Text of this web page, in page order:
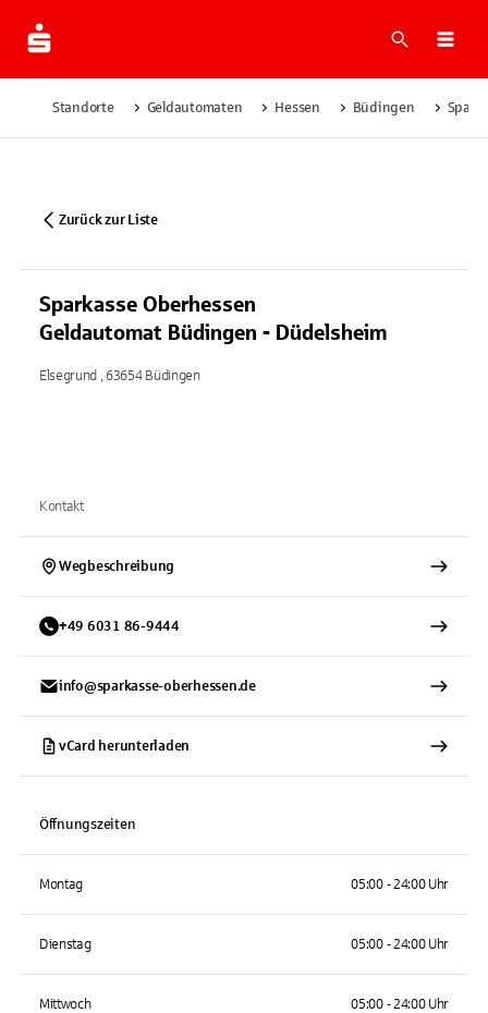
Suche
Standorte Geldautomaten Hessen Büdingen
Zurück zur Liste
Sparkasse Oberhessen
Geldautomat Büdingen - Düdelsheim
Elsegrund , 63654 Büdingen
Kontakt
Wegbeschreibung
+49 6031 86-9444
info@sparkasse-oberhessen.de
vCard herunterladen
Öffnungszeiten
Montag 05:00 - 24:00 Uhr
Dienstag 05:00 - 24:00 Uhr
Mittwoch 05:00 - 24:00 Uhr